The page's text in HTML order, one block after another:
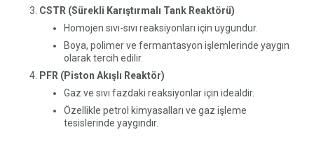
CSTR (Sürekli Karıştırmalı Tank Reaktörü)
Homojen sıvı-sıvı reaksiyonları için uygundur.
Boya, polimer ve fermantasyon işlemlerinde yaygın
olarak tercih edilir.
PFR (Piston Akışlı Reaktör)
Gaz ve sıvı fazdaki reaksiyonlar için idealdir.
Özellikle petrol kimyasalları ve gaz işleme
tesislerinde yaygındır.